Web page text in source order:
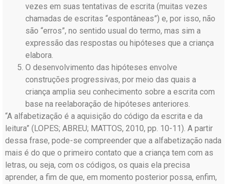
vezes em suas tentativas de escrita (muitas vezes
chamadas de escritas “espontâneas”) e, por isso, não
são “erros”, no sentido usual do termo, mas sim a
expressão das respostas ou hipóteses que a criança
elabora.
O desenvolvimento das hipóteses envolve
construções progressivas, por meio das quais a
criança amplia seu conhecimento sobre a escrita com
base na reelaboração de hipóteses anteriores.
“A alfabetização é a aquisição do código da escrita e da
leitura” (LOPES; ABREU; MATTOS, 2010, pp. 10-11). A partir
dessa frase, pode-se compreender que a alfabetização nada
mais é do que o primeiro contato que a criança tem com as
letras, ou seja, com os códigos, os quais ela precisa
aprender, a fim de que, em momento posterior possa, enfim,